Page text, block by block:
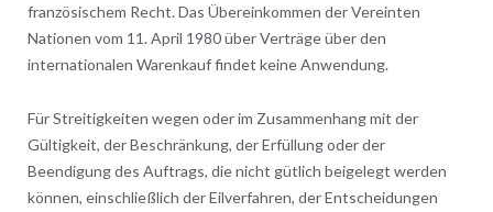
französischem Recht. Das Übereinkommen der Vereinten
Nationen vom 11. April 1980 über Verträge über den
internationalen Warenkauf findet keine Anwendung.
Für Streitigkeiten wegen oder im Zusammenhang mit der
Gültigkeit, der Beschränkung, der Erfüllung oder der
Beendigung des Auftrags, die nicht gütlich beigelegt werden
können, einschließlich der Eilverfahren, der Entscheidungen